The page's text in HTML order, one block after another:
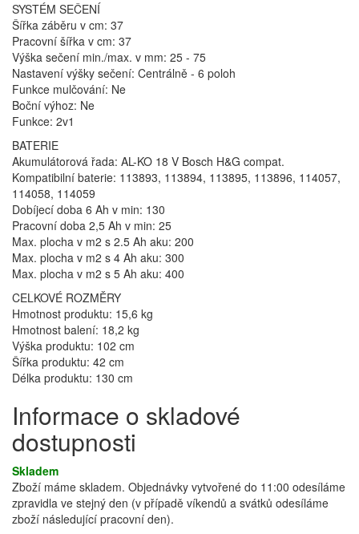
SYSTÉM SEČENÍ
Šířka záběru v cm: 37
Pracovní šířka v cm: 37
Výška sečení min./max. v mm: 25 - 75
Nastavení výšky sečení: Centrálně - 6 poloh
Funkce mulčování: Ne
Boční výhoz: Ne
Funkce: 2v1
BATERIE
Akumulátorová řada: AL-KO 18 V Bosch H&G compat.
Kompatibilní baterie: 113893, 113894, 113895, 113896, 114057,
114058, 114059
Dobíjecí doba 6 Ah v min: 130
Pracovní doba 2,5 Ah v min: 25
Max. plocha v m2 s 2.5 Ah aku: 200
Max. plocha v m2 s 4 Ah aku: 300
Max. plocha v m2 s 5 Ah aku: 400
CELKOVÉ ROZMĚRY
Hmotnost produktu: 15,6 kg
Hmotnost balení: 18,2 kg
Výška produktu: 102 cm
Šířka produktu: 42 cm
Délka produktu: 130 cm
Informace o skladové
dostupnosti
Skladem
Zboží máme skladem. Objednávky vytvořené do 11:00 odesíláme
zpravidla ve stejný den (v případě víkendů a svátků odesíláme
zboží následující pracovní den).